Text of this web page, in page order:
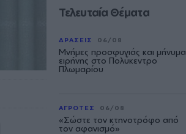
Τελευταία Θέματα
ΔΡΑΣΕΙΣ 06/08
Μνήμες προσφυγιάς και μήνυμα
ειρήνης στο Πολύκεντρο
Πλωμαρίου
ΑΓΡΟΤΕΣ 06/08
«Σώστε τον κτηνοτρόφο από
τον αφανισμό»